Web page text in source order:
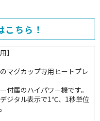
ちら！
】
マグカップ専用ヒートプレ
付属のハイパワー機です。
ジタル表示で1℃、1秒単位